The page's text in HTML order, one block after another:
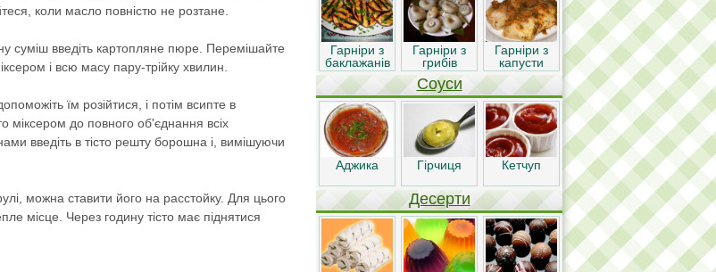
коли масло повністю не розтане.
суміш введіть картопляне пюре. Перемішайте
і всю масу пару-трійку хвилин.
їм розійтися, і потім всипте в
міксером до повного об'єднання всіх
введіть в тісто решту борошна і, вимішуючи
можна ставити його на расстойку. Для цього
місце. Через годину тісто має піднятися
Гарніри з
баклажанів
Гарніри з
грибів
Гарніри з
капусти
Соуси
Аджика Гірчиця Кетчуп
Десерти